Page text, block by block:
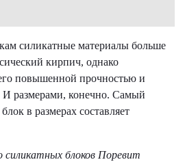
силикатные материалы больше
кирпич, однако
повышенной прочностью и
размерами, конечно. Самый
в размерах составляет
блоков Поревит